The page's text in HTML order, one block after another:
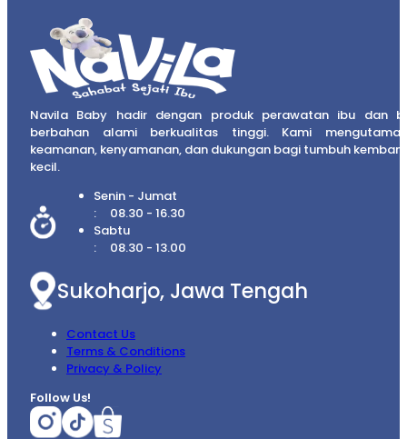
Navila Baby hadir dengan produk perawatan ibu dan
berbahan alami berkualitas tinggi. Kami
keamanan, kenyamanan, dan dukungan bagi tumbuh
kecil.
Senin - Jumat
08.30 - 16.30
Sabtu
08.30 - 13.00
Sukoharjo, Jawa Tengah
Contact Us
Terms & Conditions
Privacy & Policy
Follow Us!